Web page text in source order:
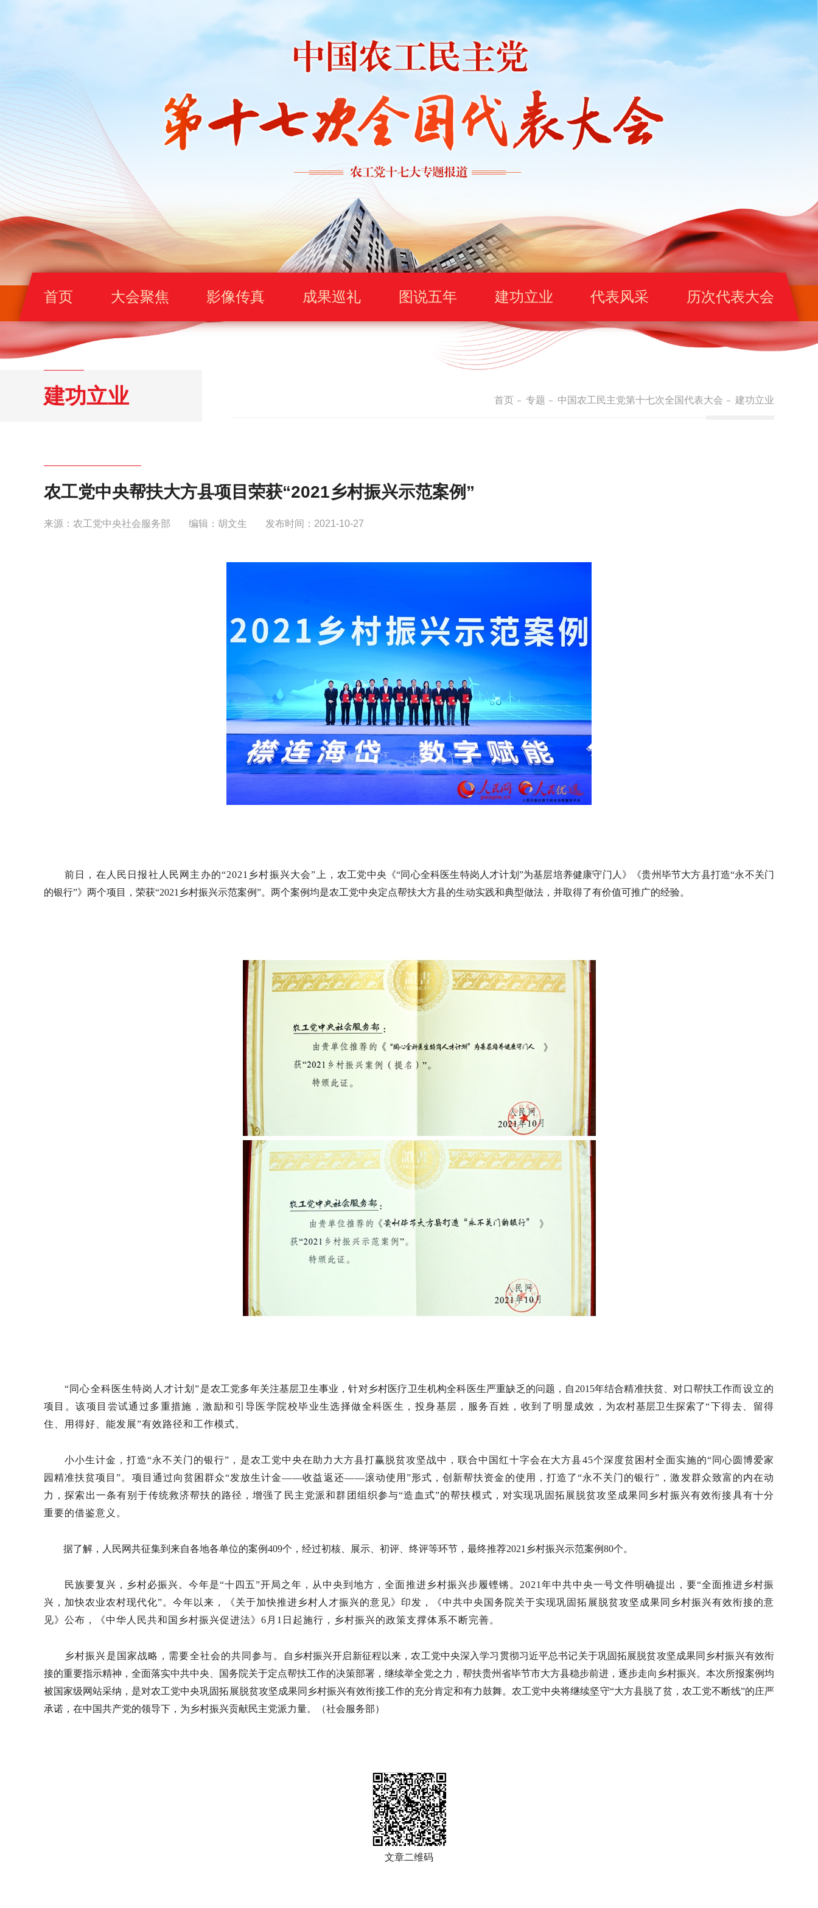
首页 大会聚焦 影像传真 成果巡礼 图说五年 建功立业 代表风采 历次代表大会
建功立业 首页 专题 中国农工民主党第十七次全国代表大会 建功立业
农工党中央帮扶大方县项目荣获“2021乡村振兴示范案例”
来源：农工党中央社会服务部 编辑：胡文生 发布时间：2021-10-27
前日，在人民日报社人民网主办的“2021乡村振兴大会”上， 农工党中央《“同心全科医生特岗人才计划”为基层培养健康守门人》《贵州毕节大方县打造“永不关门
的银行”》 两个项目，荣获“2021乡村振兴示范案例”。两个案例均是农工党中央定点帮扶大方县的生动实践和典型做法，并取得了有价值可推广的经验。
“同心全科医生特岗人才计划”是农工党多年关注基层卫生事业，针对乡村医疗卫生机构全科医生严重缺乏的问题，自 2015年结合精准扶贫、对口帮扶工作而设立的
项目。该项目尝试通过多重措施，激励和引导医学院校毕业生选择做全科医生，投身基层，服务百姓，收到了明显成效， 为农村基层卫生探索了“下得去、留得
住、用得好、能发展”有效路径和工作模式。
小小生计金，打造“永不关门的银行”，是农工党中央在助力大方县打赢脱贫攻坚战中，联合中国红十字会在大方县45个深度贫困村全面实施的“同心圆博爱家
园精准扶贫项目”。项目通过向贫困群众“发放生计金——收益返还——滚动使用”形式，创新帮扶资金的使用，打造了“永不关门的银行”，激发群众致富的内在动
力，探索出一条有别于传统救济帮扶的路径，增强了民主党派和群团组织参与“造血式”的帮扶模式， 对实现巩固拓展脱贫攻坚成果同乡村振兴有效衔接具有十分
重要的借鉴意义。
据了解，人民网共征集到来自各地各单位的案例409个，经过初核、展示、初评、终评等环节，最终推荐2021乡村振兴示范案例80个。
民族要复兴，乡村必振兴。今年是“十四五”开局之年，从中央到地方，全面推进乡村振兴步履铿锵。2021年中共中央一号文件明确提出，要“全面推进乡村振
兴，加快农业农村现代化”。今年以来，《关于加快推进乡村人才振兴的意见》印发，《中共中央国务院关于实现巩固拓展脱贫攻坚成果同乡村振兴有效衔接的意
见》公布，《中华人民共和国乡村振兴促进法》6月1日起施行，乡村振兴的政策支撑体系不断完善。
乡村振兴是国家战略，需要全社会的共同参与。
自乡村振兴开启新征程以来，农工党中央深入学习贯彻习近平总书记关于巩固拓展脱贫攻坚成果同乡村振兴有效衔
接的重要指示精神，全面落实中共中央、国务院关于定点帮扶工作的决策部署，继续举全党之力，帮扶贵州省毕节市大方县稳步前进，逐步走向乡村振兴。本次所报案例均
被国家级网站采纳，是对农工党中央巩固拓展脱贫攻坚成果同乡村振兴有效衔接工作的充分肯定和有力鼓舞。农工党中央将继续坚守“大方县脱了贫，农工党不断线”的庄严
承诺，在中国共产党的领导下，为乡村振兴贡献民主党派力量。（社会服务部）
文章二维码